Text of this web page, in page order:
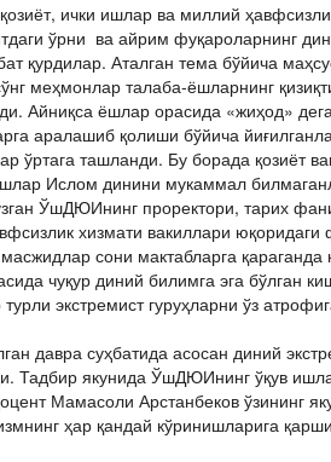
ички ишлар ва миллий
ўрни ва айрим фуқароларнинг
қурдилар. Аталган тема бўйича
меҳмонлар талаба-ёшларнинг
Айниқса ёшлар орасида «жиҳод»
аралашиб қолиши бўйича
ўртага ташланди. Бу борада қозиёт
Ислом динини мукаммал
ЎшДЮИнинг проректори, тарих
хизмати вакиллари
сони мактабларга
чуқур диний билимга эга бўлган
экстремист гуруҳларни ўз
давра суҳбатида асосан диний
Тадбир якунида ЎшДЮИнинг ўқув
Мамасоли Арстанбеков ўзининг
ҳар қандай кўринишларига